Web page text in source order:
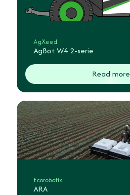
AgXeed
AgBot W4 2-serie
Read more
Ecorobotix
ARA